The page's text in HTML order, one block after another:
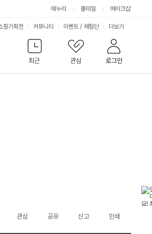
에누리 몰테일 메이크샵
최근
관심 로그인
핑기획전 커뮤니티 이벤트 / 체험단 서
비
스
더보기
관심 공유 신고 인쇄